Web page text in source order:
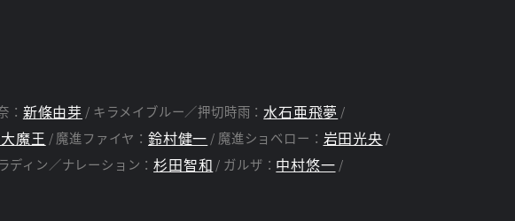
： 新條由芽 キラメイブルー／押切時雨：水石亜飛夢
魔王 魔進ファイヤ：鈴村健一 魔進ショベロー： 岩田光央
ディン／ナレーション：杉田智和 ガルザ： 中村悠一